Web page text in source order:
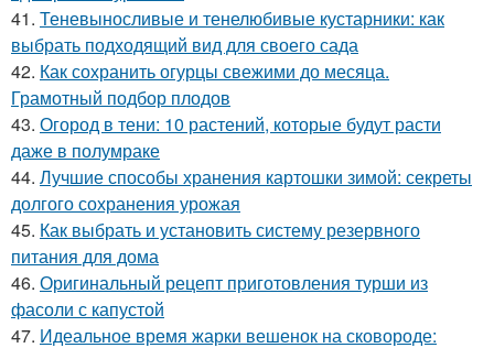
41. Теневыносливые и тенелюбивые кустарники: как
выбрать подходящий вид для своего сада
42. Как сохранить огурцы свежими до месяца.
Грамотный подбор плодов
43. Огород в тени: 10 растений, которые будут расти
даже в полумраке
44. Лучшие способы хранения картошки зимой: секреты
долгого сохранения урожая
45. Как выбрать и установить систему резервного
питания для дома
46. Оригинальный рецепт приготовления турши из
фасоли с капустой
47. Идеальное время жарки вешенок на сковороде: